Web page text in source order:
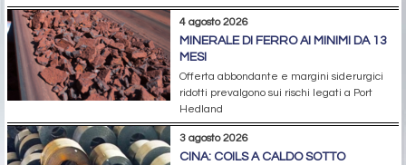
4 agosto 2026
MINERALE DI FERRO AI MINIMI DA 13
MESI
Offerta abbondante e margini siderurgici
ridotti prevalgono sui rischi legati a Port
Hedland
3 agosto 2026
CINA: COILS A CALDO SOTTO